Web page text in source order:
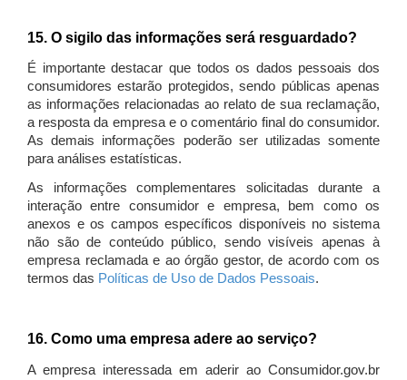
15. O sigilo das informações será resguardado?
É importante destacar que todos os dados pessoais dos
consumidores estarão protegidos, sendo públicas apenas
as informações relacionadas ao relato de sua reclamação,
a resposta da empresa e o comentário final do consumidor.
As demais informações poderão ser utilizadas somente
para análises estatísticas.
As informações complementares solicitadas durante a
interação entre consumidor e empresa, bem como os
anexos e os campos específicos disponíveis no sistema
não são de conteúdo público, sendo visíveis apenas à
empresa reclamada e ao órgão gestor, de acordo com os
termos das Políticas de Uso de Dados Pessoais.
16. Como uma empresa adere ao serviço?
A empresa interessada em aderir ao Consumidor.gov.br